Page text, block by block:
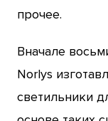
прочее.
Вначале
Norlys
светильники